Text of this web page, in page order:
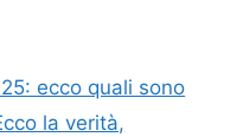
ecco quali sono
la verità,